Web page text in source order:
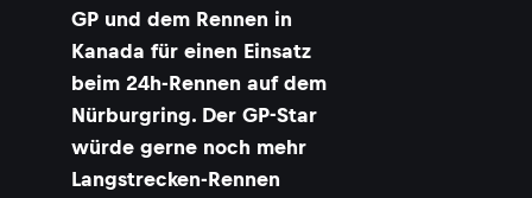
GP und dem Rennen in
Kanada für einen Einsatz
beim 24h-Rennen auf dem
Nürburgring. Der GP-Star
würde gerne noch mehr
Langstrecken-Rennen